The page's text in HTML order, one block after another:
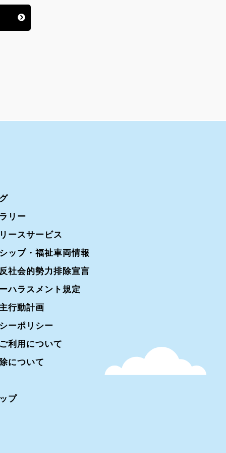
リー
ースサービス
ップ・福祉車両情報
社会的勢力排除宣言
ハラスメント規定
行動計画
ーポリシー
利用について
について
プ